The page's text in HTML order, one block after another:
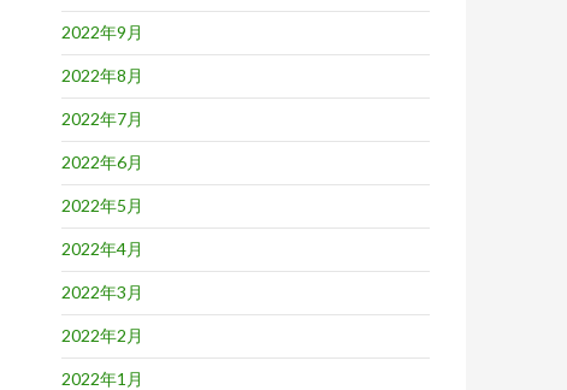
2022年9月
2022年8月
2022年7月
2022年6月
2022年5月
2022年4月
2022年3月
2022年2月
2022年1月